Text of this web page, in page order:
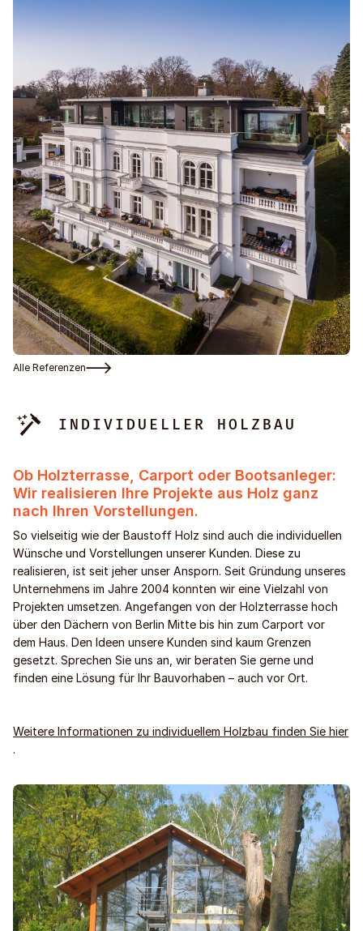
Alle Referenzen
INDIVIDUELLER HOLZBAU
Ob Holzterrasse, Carport oder Bootsanleger:
Wir realisieren Ihre Projekte aus Holz ganz
nach Ihren Vorstellungen.
So vielseitig wie der Baustoff Holz sind auch die individuellen
Wünsche und Vorstellungen unserer Kunden. Diese zu
realisieren, ist seit jeher unser Ansporn. Seit Gründung unseres
Unternehmens im Jahre 2004 konnten wir eine Vielzahl von
Projekten umsetzen. Angefangen von der Holzterrasse hoch
über den Dächern von Berlin Mitte bis hin zum Carport vor
dem Haus. Den Ideen unsere Kunden sind kaum Grenzen
gesetzt. Sprechen Sie uns an, wir beraten Sie gerne und
finden eine Lösung für Ihr Bauvorhaben – auch vor Ort.
Weitere Informationen zu individuellem Holzbau finden Sie hier
.